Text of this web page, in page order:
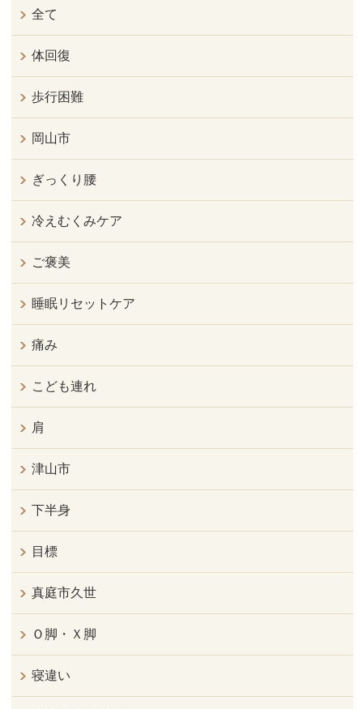
全て
体回復
歩行困難
岡山市
ぎっくり腰
冷えむくみケア
ご褒美
睡眠リセットケア
痛み
こども連れ
肩
津山市
下半身
目標
真庭市久世
Ｏ脚・Ｘ脚
寝違い